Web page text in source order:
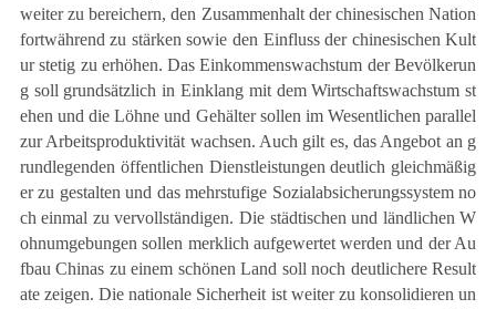
weiter zu bereichern, den Zusammenhalt der chinesischen Nation
fortwährend zu stärken sowie den Einfluss der chinesischen Kult
ur stetig zu erhöhen. Das Einkommenswachstum der Bevölkerun
g soll grundsätzlich in Einklang mit dem Wirtschaftswachstum st
ehen und die Löhne und Gehälter sollen im Wesentlichen parallel
zur Arbeitsproduktivität wachsen. Auch gilt es, das Angebot an g
rundlegenden öffentlichen Dienstleistungen deutlich gleichmäßig
er zu gestalten und das mehrstufige Sozialabsicherungssystem no
ch einmal zu vervollständigen. Die städtischen und ländlichen W
ohnumgebungen sollen merklich aufgewertet werden und der Au
fbau Chinas zu einem schönen Land soll noch deutlichere Result
ate zeigen. Die nationale Sicherheit ist weiter zu konsolidieren un